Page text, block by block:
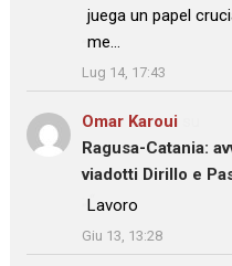
juega un papel
me…
”
Lug 14, 17:43
Omar Karoui
Ragusa-Catania:
viadotti Dirillo e
: “Lavoro
”
Giu 13, 13:28